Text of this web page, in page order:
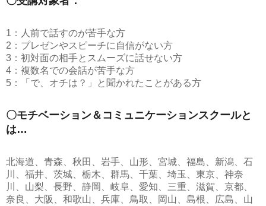
1：人前で話すのが苦手な方
2：プレゼンやスピーチに自信がない方
3：初対面の相手とスムーズに話せない方
4：複数名での会話が苦手な方
5：「で、オチは？」と聞かれたことがある方
〇モチベーション＆コミュニケーションスクールと
は…
北海道、青森、秋田、岩手、山形、宮城、福島、新潟、石
川、福井、茨城、栃木、群馬、千葉、埼玉、東京、神奈
川、山梨、長野、静岡、岐阜、愛知、三重、滋賀、京都、
奈良、大阪、和歌山、兵庫、鳥取、岡山、島根、広島、山